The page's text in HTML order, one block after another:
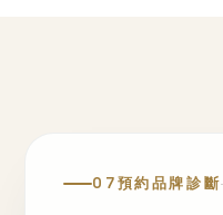
07預約品牌診斷